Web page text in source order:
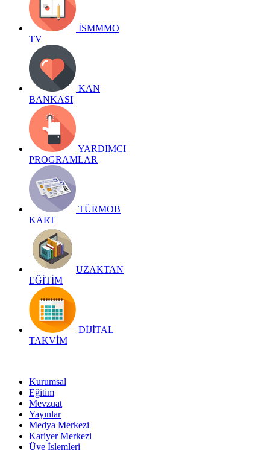
İSMMMO
TV
KAN
BANKASI
YARDIMCI
PROGRAMLAR
TÜRMOB
KART
UZAKTAN
EĞİTİM
DİJİTAL
TAKVİM
Kurumsal
Eğitim
Mevzuat
Yayınlar
Medya Merkezi
Kariyer Merkezi
Üye İşlemleri